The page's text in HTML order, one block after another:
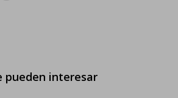
pueden interesar